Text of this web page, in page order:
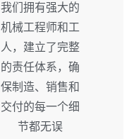
我们拥有强大的
机械工程师和工
人，建立了完整
的责任体系，确
保制造、销售和
交付的每一个细
节都无误